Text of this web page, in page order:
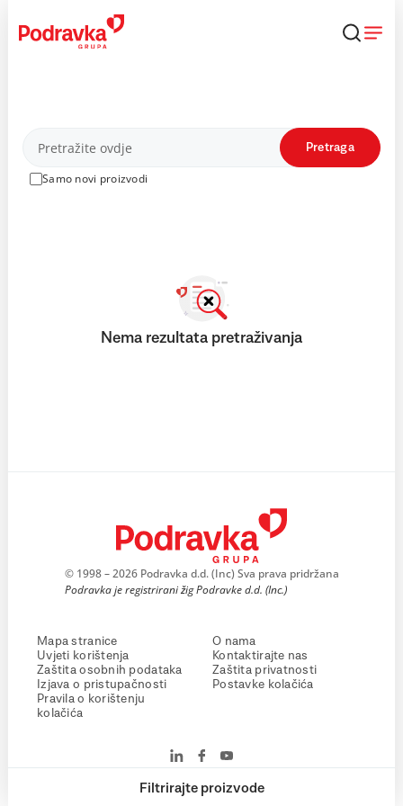
content
Proizvodi
Samo novi proizvodi
Pretraga
Filtrirajte proizvode
Nema rezultata pretraživanja
© 1998 – 2026 Podravka d.d. (Inc) Sva prava pridržana
Podravka je registrirani žig Podravke d.d. (Inc.)
Mapa stranice
Uvjeti korištenja
Zaštita osobnih podataka
Izjava o pristupačnosti
Pravila o korištenju
kolačića
O nama
Kontaktirajte nas
Zaštita privatnosti
Postavke kolačića